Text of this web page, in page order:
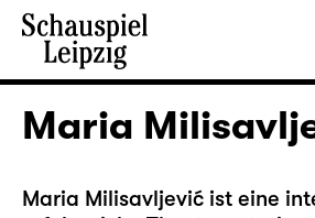
Maria
Maria Milisavljević ist eine